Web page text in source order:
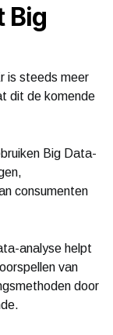
Big
is steeds meer
dit de komende
Big Data-
consumenten
analyse helpt
van
door